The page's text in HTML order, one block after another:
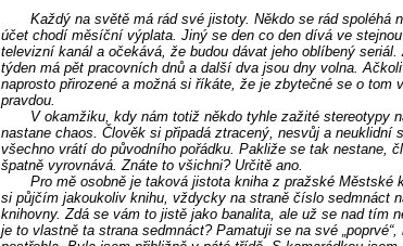
Každý na světě má rád své jistoty. Někdo se rád spoléhá
účet chodí měsíční výplata. Jiný se den co den dívá ve
televizní kanál a očekává, že budou dávat jeho oblíbený
týden má pět pracovních dnů a další dva jsou dny volna.
naprosto přirozené a možná si říkáte, že je zbytečné se o tom
pravdou.
V okamžiku, kdy nám totiž někdo tyhle zažité stereotypy
nastane chaos. Člověk si připadá ztracený, nesvůj a neuklidní
všechno vrátí do původního pořádku. Pakliže se tak nestane,
špatně vyrovnává. Znáte to všichni? Určitě ano.
Pro mě osobně je taková jistota kniha z pražské Městské
si půjčím jakoukoliv knihu, vždycky na straně číslo sedmnáct
knihovny. Zdá se vám to jistě jako banalita, ale už se nad tím
je to vlastně ta strana sedmnáct? Pamatuji se na své